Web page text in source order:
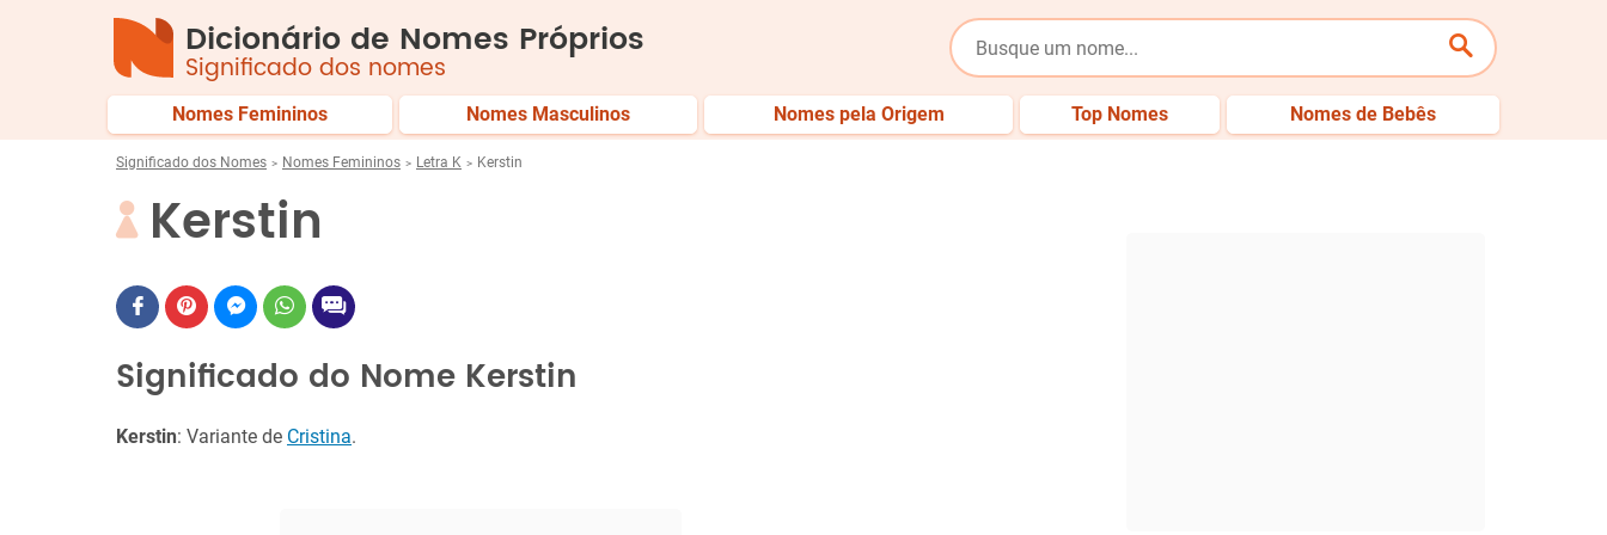
Dicionário de Nomes Próprios
Significado dos nomes
Nomes Femininos Nomes Masculinos Nomes pela Origem Top Nomes Nomes de Bebês
Significado dos Nomes Nomes Femininos Letra K Kerstin
Kerstin
Significado do Nome Kerstin
Kerstin: Variante de Cristina.